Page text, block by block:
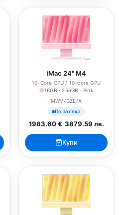
iMac 24" M4
10-Core CPU / 10-core GPU
16GB · 256GB · Pink
MWV43ZE/A
По заявка
1983.60 €/3879.59 лв.
Купи